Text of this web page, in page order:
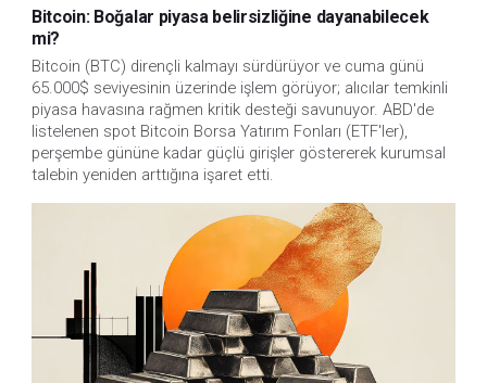
Bitcoin: Boğalar piyasa belirsizliğine dayanabilecek
mi?
Bitcoin (BTC) dirençli kalmayı sürdürüyor ve cuma günü
65.000$ seviyesinin üzerinde işlem görüyor; alıcılar temkinli
piyasa havasına rağmen kritik desteği savunuyor. ABD'de
listelenen spot Bitcoin Borsa Yatırım Fonları (ETF'ler),
perşembe gününe kadar güçlü girişler göstererek kurumsal
talebin yeniden arttığına işaret etti.